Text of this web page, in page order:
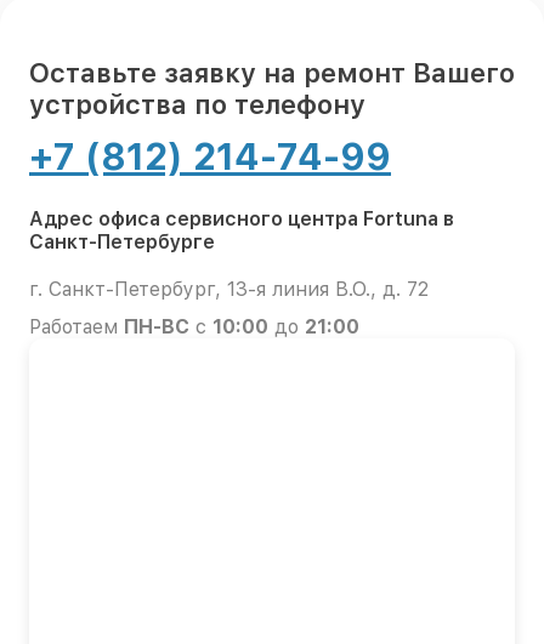
Оставьте заявку на ремонт Вашего
устройства по телефону
+7 (812) 214-74-99
Адрес офиса сервисного центра Fortuna в
Санкт-Петербурге
г. Санкт-Петербург, 13-я линия В.О., д. 72
Работаем ПН-ВС с 10:00 до 21:00